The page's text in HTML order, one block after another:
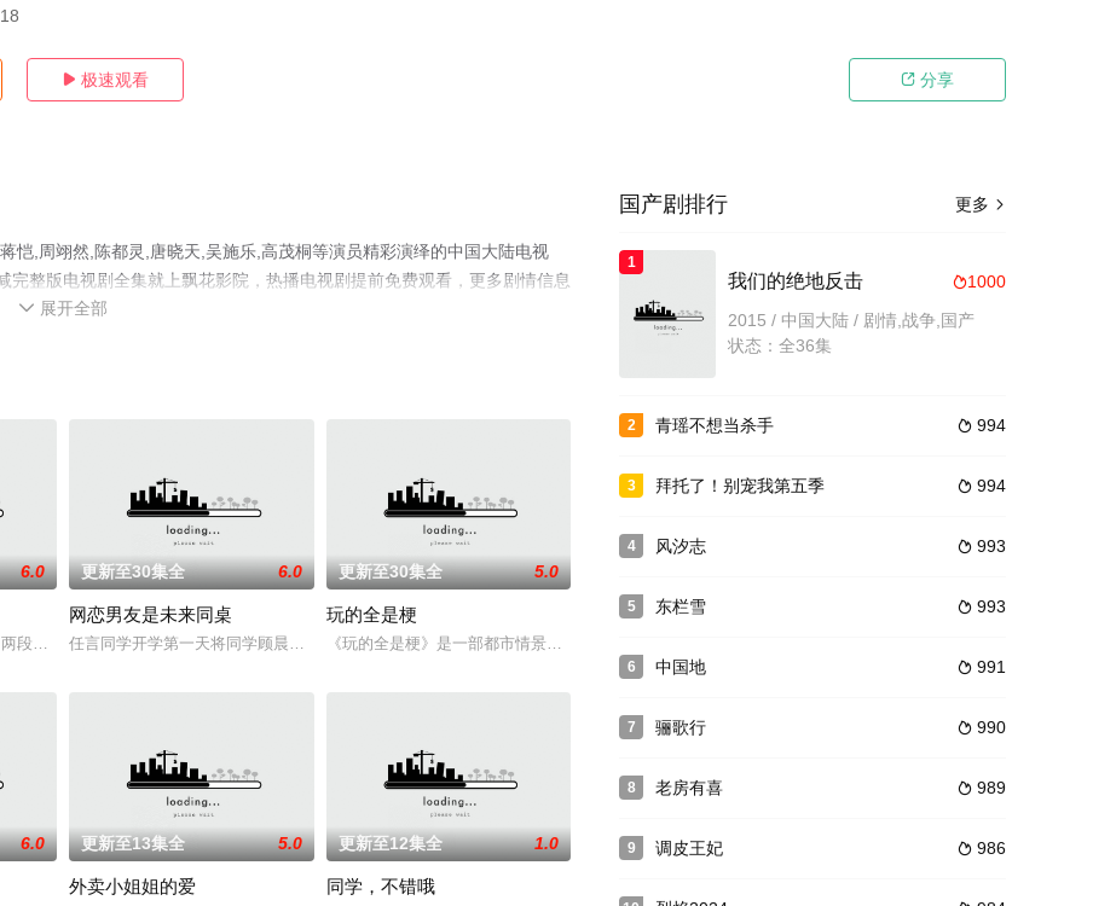
 极速观看  分享
恺,周翊然,陈都灵,唐晓天,吴施乐,高茂桐等演员精彩演绎的中国大陆电视
整版电视剧全集就上飘花影院，热播电视剧提前免费观看，更多剧情信息
 展开全部
6.0
段跨越阶级的天赐姻缘、三个自身难保的异乡少女、四位迥然不同的老少爷们，嬉笑怒骂间、讲述普通“长漂”微小却闪亮的生
更新至30集全 6.0
网恋男友是未来同桌
任言同学开学第一天将同学顾晨误认为老师，闹出了笑话。她和顾辰成为了同桌之后，互相看不顺眼。两人在网上都有自己的网恋对象，但是彼此
更新至30集全 5.0
玩的全是梗
《玩的全是梗》是一部都市情景爆笑喜剧。通过无厘头形式，诙谐解读热点，另类诠释生活。该剧是碎片化式
6.0 更新至13集全 5.0
外卖小姐姐的爱
更新至12集全 1.0
同学，不错哦
更多 
国产剧排行
1
1000
我们的绝地反击
2015 / 中国大陆 / 剧情,战争,国产
状态：全36集
2  994
青瑶不想当杀手
3  994
拜托了！别宠我第五季
4  993
风汐志
5  993
东栏雪
6  991
中国地
7  990
骊歌行
8  989
老房有喜
9  986
调皮王妃